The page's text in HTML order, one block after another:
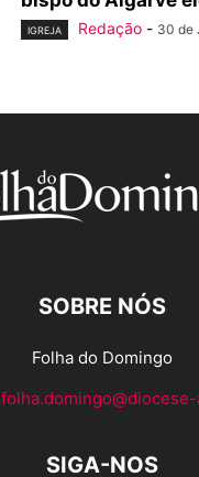
IGREJA Redação - 30 de
SOBRE NÓS
Folha do Domingo
SIGA-NOS